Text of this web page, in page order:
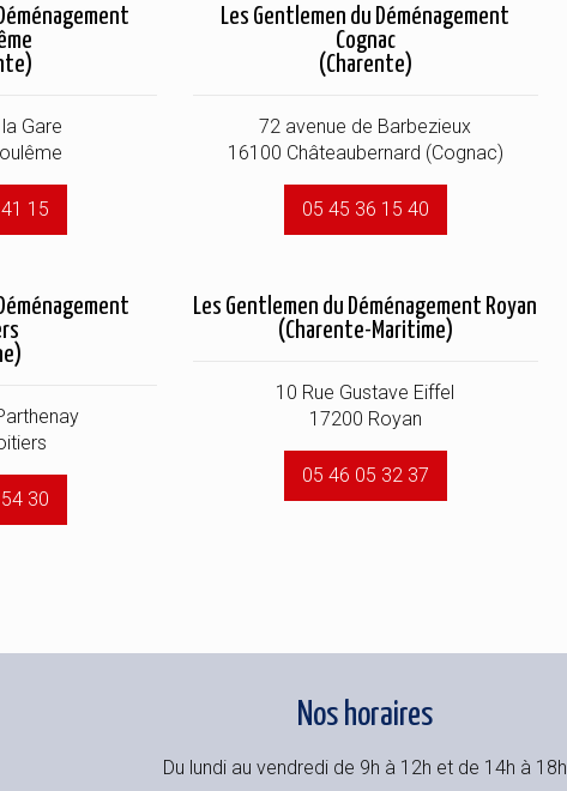
Gare
15
Les Gentlemen du Déménagement
Cognac
(Charente)
72 avenue de Barbezieux
16100 Châteaubernard (Cognac)
05 45 36 15 40
30
Les Gentlemen du Déménagement Royan
(Charente-Maritime)
10 Rue Gustave Eiffel
17200 Royan
05 46 05 32 37
Nos horaires
Du lundi au vendredi de 9h à 12h et de 14h à 18h